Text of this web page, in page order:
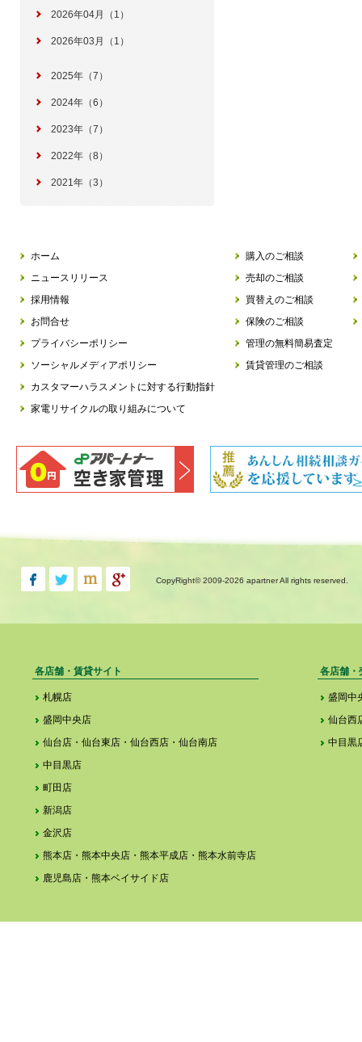
2026年04月（1）
2026年03月（1）
2025年（7）
2024年（6）
2023年（7）
2022年（8）
2021年（3）
ホーム
ニュースリリース
採用情報
お問合せ
プライバシーポリシー
ソーシャルメディアポリシー
カスタマーハラスメントに対する行動指針
家電リサイクルの取り組みについて
購入のご相談
売却のご相談
買替えのご相談
保険のご相談
管理の無料簡易査定
賃貸管理のご相談
CopyRight© 2009-2026 apartner All rights reserved.
各店舗・賃貸サイト
札幌店
盛岡中央店
仙台店・仙台東店・仙台西店・仙台南店
中目黒店
町田店
新潟店
金沢店
熊本店・熊本中央店・熊本平成店・熊本水前寺店
鹿児島店・熊本ベイサイド店
各店舗・
盛岡中
仙台西
中目黒